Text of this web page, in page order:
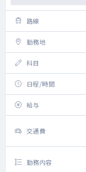
路線
勤務地
科目
日程/時間
給与
交通費
勤務内容